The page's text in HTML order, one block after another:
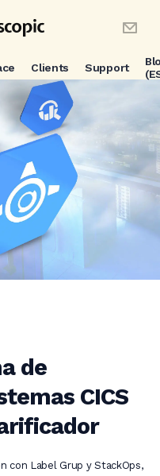
Clients Support
de
CICS
con Label Grup y StackOps,